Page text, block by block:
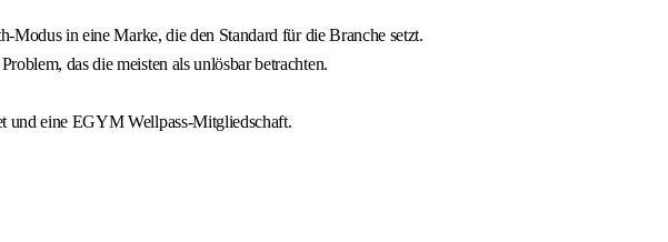
Modus in eine Marke, die den Standard für die Branche setzt.
das die meisten als unlösbar betrachten.
und eine EGYM Wellpass-Mitgliedschaft.